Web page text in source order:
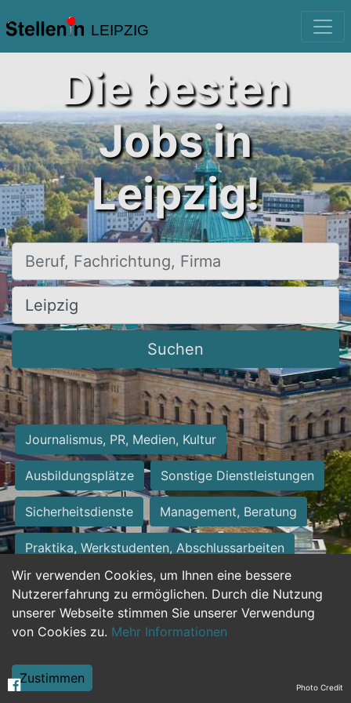
LEIPZIG
Wir verwenden Cookies, um Ihnen eine bessere
Nutzererfahrung zu ermöglichen. Durch die Nutzung
unserer Webseite stimmen Sie unserer Verwendung
von Cookies zu. Mehr Informationen
Zustimmen
Die besten
Jobs in
Leipzig!
Beruf, Fachrichtung, Firma
Ort, Stadt
Suchen
Journalismus, PR, Medien, Kultur
Ausbildungsplätze Sonstige Dienstleistungen
Sicherheitsdienste Management, Beratung
Praktika, Werkstudenten, Abschlussarbeiten
Personalwesen Assistenz, Sekretariat
Hilfskräfte, Aushilfs- und Nebenjobs
Weiterbildung, Studium, duale Ausbildung Photo Credit